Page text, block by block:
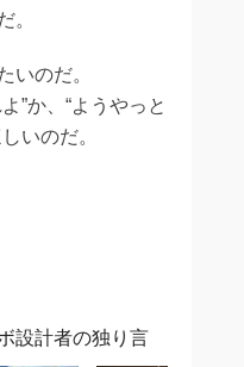
。
いのだ。
”か、“ようやっと
いのだ。
設計者の独り言